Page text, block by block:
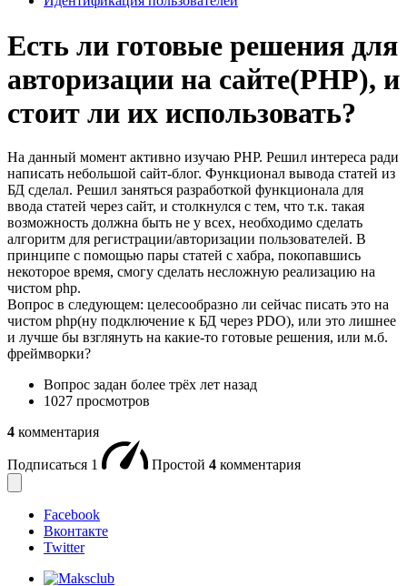
Есть ли готовые решения для
авторизации на сайте(PHP), и
стоит ли их использовать?
На данный момент активно изучаю PHP. Решил интереса ради
написать небольшой сайт-блог. Функционал вывода статей из
БД сделал. Решил заняться разработкой функционала для
ввода статей через сайт, и столкнулся с тем, что т.к. такая
возможность должна быть не у всех, необходимо сделать
алгоритм для регистрации/авторизации пользователей. В
принципе с помощью пары статей с хабра, покопавшись
некоторое время, смогу сделать несложную реализацию на
чистом php.
Вопрос в следующем: целесообразно ли сейчас писать это на
чистом php(ну подключение к БД через PDO), или это лишнее
и лучше бы взглянуть на какие-то готовые решения, или м.б.
фреймворки?
Вопрос задан более трёх лет назад
1027 просмотров
4 комментария
Подписаться 1 Простой 4 комментария
Facebook
Вконтакте
Twitter